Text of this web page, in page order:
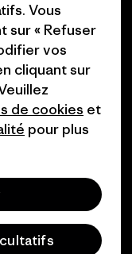
Plan du site
Vous
sur « Refuser
vos
cliquant sur
de cookies et
pour plus